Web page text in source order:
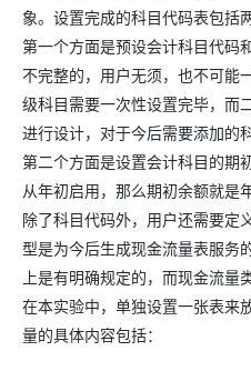
象。设置完成的科目代码表包括
第一个方面是预设会计科目代码
不完整的，用户无须，也不可能
级科目需要一次性设置完毕，而
进行设计，对于今后需要添加的
第二个方面是设置会计科目的期
从年初启用，那么期初余额就是
除了科目代码外，用户还需要定
型是为今后生成现金流量表服务
上是有明确规定的，而现金流量
在本实验中，单独设置一张表来
量的具体内容包括：